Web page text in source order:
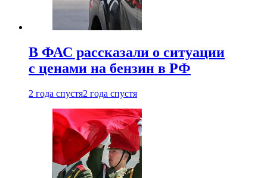
В ФАС рассказали о ситуации
с ценами на бензин в РФ
2 года спустя2 года спустя